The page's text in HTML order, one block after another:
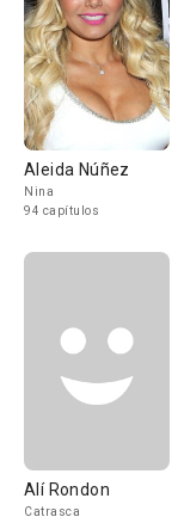
Aleida Núñez
Nina
94 capítulos
Alí Rondon
Catrasca